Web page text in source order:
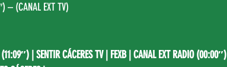
– (CANAL EXT TV)
(11:09″) | SENTIR CÁCERES TV | FEXB | CANAL EXT RADIO (00:00″)